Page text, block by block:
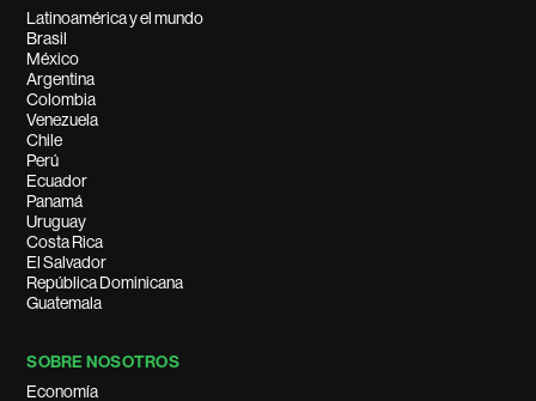
Latinoamérica y el mundo
Brasil
México
Argentina
Colombia
Venezuela
Chile
Perú
Ecuador
Panamá
Uruguay
Costa Rica
El Salvador
República Dominicana
Guatemala
SOBRE NOSOTROS
Economía